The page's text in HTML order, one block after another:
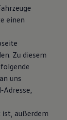
einen
Zu diesem
uns
außerdem